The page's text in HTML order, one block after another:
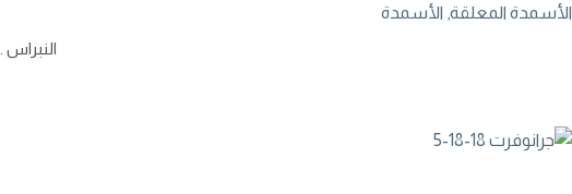
الأسمدة المعلقة الأسمدة
النبراس